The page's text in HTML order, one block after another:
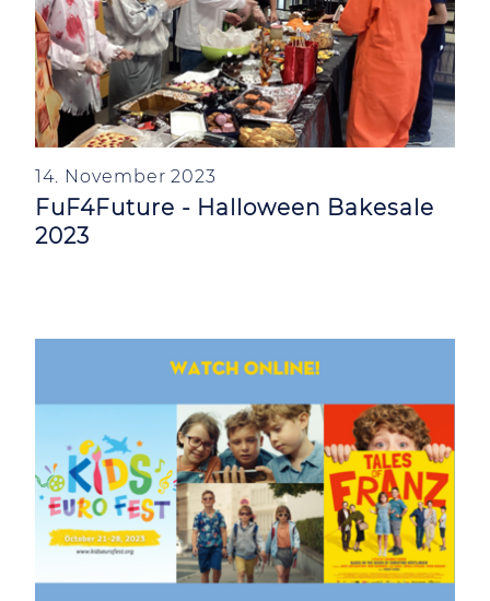
14. November 2023
FuF4Future - Halloween Bakesale
2023